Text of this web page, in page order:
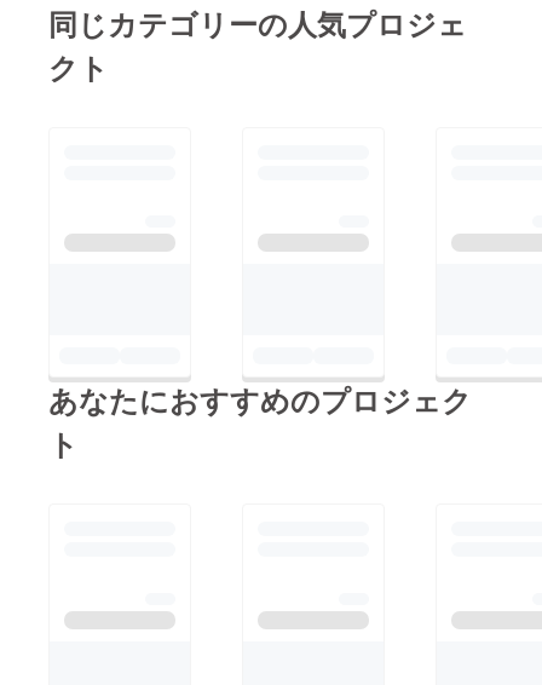
同じカテゴリーの人気プロジェ
クト
あなたにおすすめのプロジェク
ト